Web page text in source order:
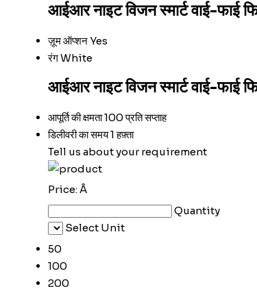
आईआर नाइट विजन स्मार्ट वाई-फाई
ज़ूम ऑप्शनYes
रंगWhite
आईआर नाइट विजन स्मार्ट वाई-फाई
आपूर्ति की क्षमता100 प्रति सप्ताह
डिलीवरी का समय1 हफ़्ता
Tell us about your requirement
Price:Â
Quantity
Select Unit
50
100
200